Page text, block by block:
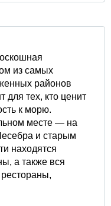
из самых
районов
для тех, кто ценит
к морю.
месте — на
и старым
находятся
а также вся